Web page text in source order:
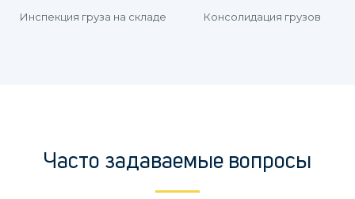
Инспекция груза на складе Консолидация грузов
Часто задаваемые вопросы